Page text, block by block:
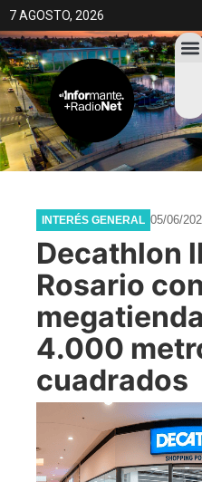
7 AGOSTO, 2026
INTERÉS GENERAL 05/06/
Decathlon
Rosario
4.000
cuadrados